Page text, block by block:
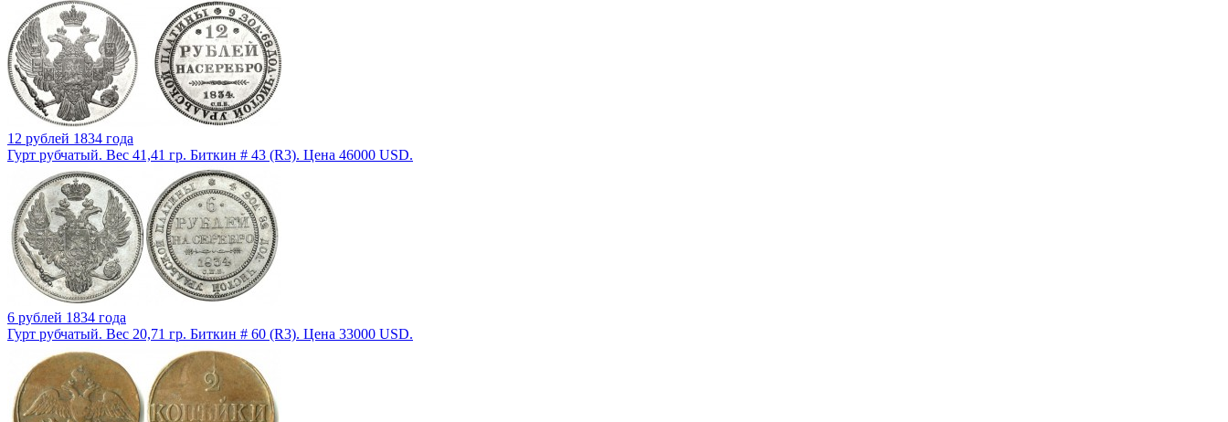
12 рублей 1834 года
Гурт рубчатый. Вес 41,41 гр. Биткин # 43 (R3). Цена 46000 USD.
6 рублей 1834 года
Гурт рубчатый. Вес 20,71 гр. Биткин # 60 (R3). Цена 33000 USD.